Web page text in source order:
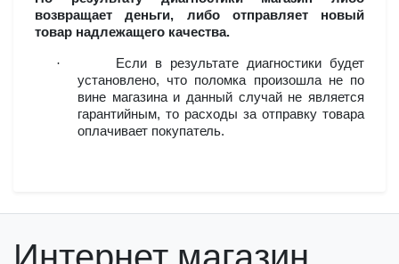
возвращает деньги, либо отправляет новый
товар надлежащего качества.
·
Если в результате диагностики будет
установлено, что поломка произошла не по
вине магазина и данный случай не является
гарантийным, то расходы за отправку товара
оплачивает покупатель.